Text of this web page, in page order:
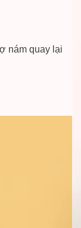
hoàn hảo cho